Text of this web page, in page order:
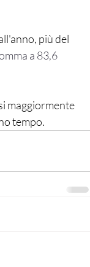
più del
a 83,6
maggiormente
tempo.